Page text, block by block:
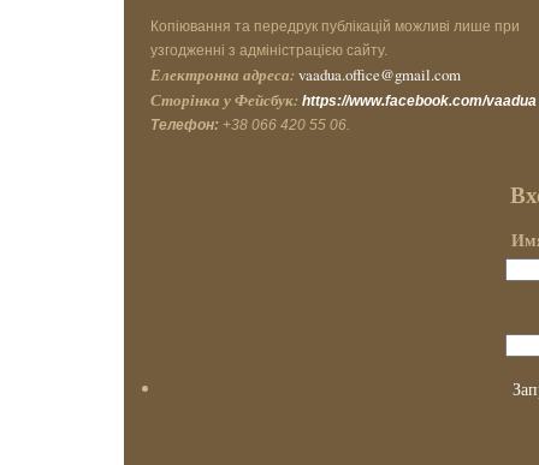
Копіювання та передрук публікацій можливі лише при
узгодженні з адміністрацією сайту.
Електронна адреса: vaadua.office@gmail.com
Сторінка у Фейсбук: https://www.facebook.com/vaadua
Телефон: +38 066 420 55 06.